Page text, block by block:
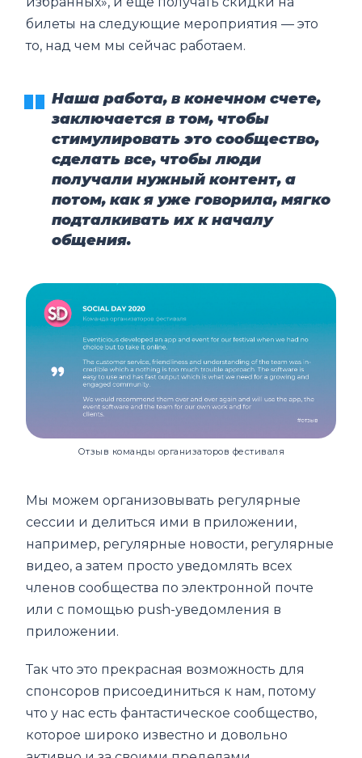
билеты на следующие мероприятия — это
то, над чем мы сейчас работаем.
Наша работа, в конечном счете,
заключается в том, чтобы
стимулировать это сообщество,
сделать все, чтобы люди
получали нужный контент, а
потом, как я уже говорила, мягко
подталкивать их к началу
общения.
Отзыв команды организаторов фестиваля
Мы можем организовывать регулярные
сессии и делиться ими в приложении,
например, регулярные новости, регулярные
видео, а затем просто уведомлять всех
членов сообщества по электронной почте
или с помощью push-уведомления в
приложении.
Так что это прекрасная возможность для
спонсоров присоединиться к нам, потому
что у нас есть фантастическое сообщество,
которое широко известно и довольно